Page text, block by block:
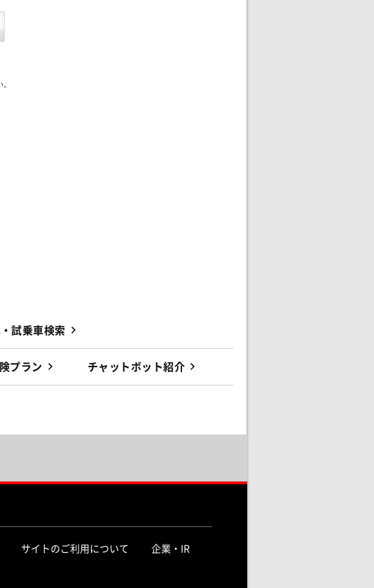
試乗車検索
プラン チャットボット紹介
サイトのご利用について 企業・IR